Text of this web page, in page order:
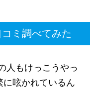
ミ調べてみた
人もけっこうやっ
呟かれているん